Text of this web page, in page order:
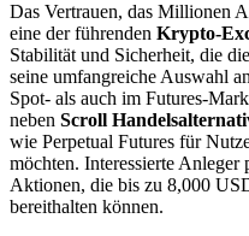
Das Vertrauen, das Millionen
eine der führenden Krypto-
Stabilität und Sicherheit, die
seine umfangreiche Auswahl
Spot- als auch im Futures-
neben Scroll
wie Perpetual Futures für
möchten. Interessierte
Aktionen, die bis zu 8,000
bereithalten können.